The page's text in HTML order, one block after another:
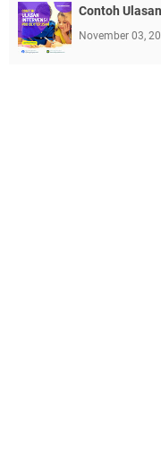
Contoh
November 03,